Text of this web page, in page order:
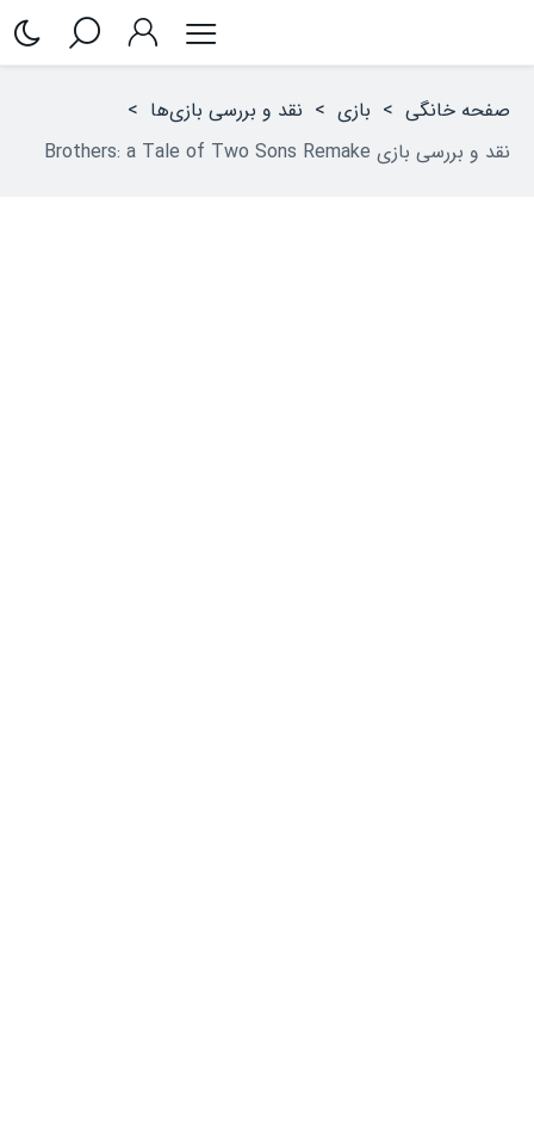
صفحه خانگی > بازی > نقد و بررسی بازی‌ها >
نقد و بررسی بازی Brothers: a Tale of Two Sons Remake